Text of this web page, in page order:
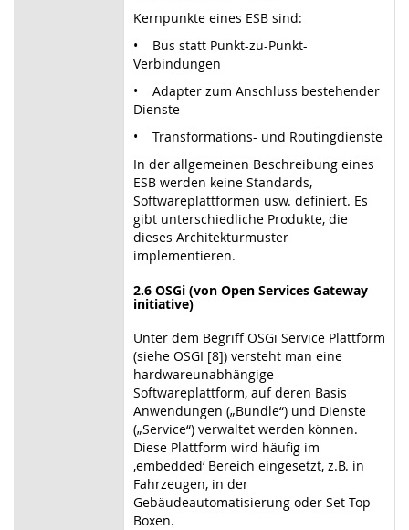
Kernpunkte eines ESB sind:
• Bus statt Punkt-zu-Punkt-
Verbindungen
• Adapter zum Anschluss bestehender
Dienste
• Transformations- und Routingdienste
In der allgemeinen Beschreibung eines
ESB werden keine Standards,
Softwareplattformen usw. definiert. Es
gibt unterschiedliche Produkte, die
dieses Architekturmuster
implementieren.
2.6 OSGi (von Open Services Gateway
initiative)
Unter dem Begriff OSGi Service Plattform
(siehe OSGI [8]) versteht man eine
hardwareunabhängige
Softwareplattform, auf deren Basis
Anwendungen („Bundle“) und Dienste
(„Service“) verwaltet werden können.
Diese Plattform wird häufig im
‚embedded‘ Bereich eingesetzt, z.B. in
Fahrzeugen, in der
Gebäudeautomatisierung oder Set-Top
Boxen.